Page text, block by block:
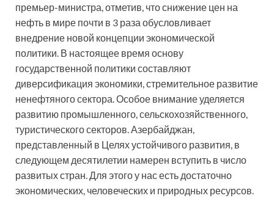
премьер-министра, отметив, что снижение цен на
нефть в мире почти в 3 раза обусловливает
внедрение новой концепции экономической
политики. В настоящее время основу
государственной политики составляют
диверсификация экономики, стремительное развитие
ненефтяного сектора. Особое внимание уделяется
развитию промышленного, сельскохозяйственного,
туристического секторов. Азербайджан,
представленный в Целях устойчивого развития, в
следующем десятилетии намерен вступить в число
развитых стран. Для этого у нас есть достаточно
экономических, человеческих и природных ресурсов.